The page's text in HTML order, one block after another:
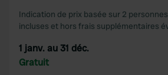
Indication de prix basée sur 2
incluses et hors frais supplémentaires
1 janv. au 31 déc.
Gratuit